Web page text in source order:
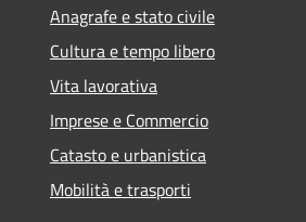
Anagrafe e stato civile
Cultura e tempo libero
Vita lavorativa
Imprese e Commercio
Catasto e urbanistica
Mobilità e trasporti